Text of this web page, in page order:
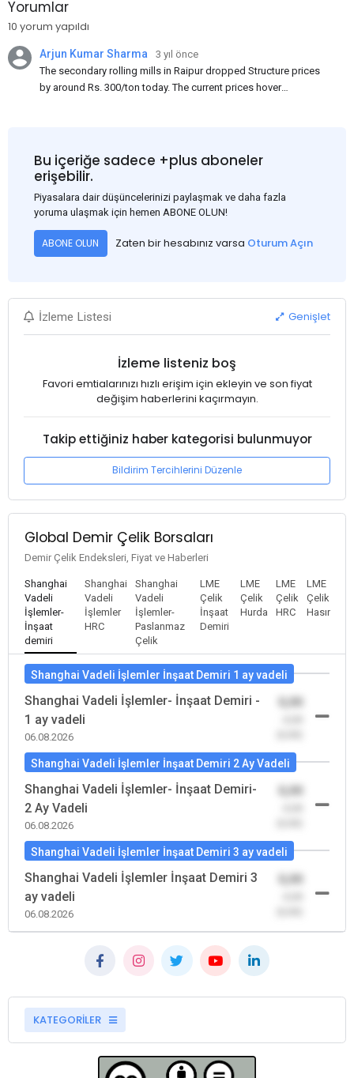
Yorumlar
10 yorum yapıldı
Arjun Kumar Sharma
3 yıl önce
The secondary rolling mills in Raipur dropped Structure prices
by around Rs. 300/ton today. The current prices hover
of a sluggish trend, mills had to lower their offers immediately
following yesterday's price hike.
Bu içeriğe sadece +plus aboneler
erişebilir.
Piyasalara dair düşüncelerinizi paylaşmak ve daha fazla
yoruma ulaşmak için hemen ABONE OLUN!
ABONE OLUN Zaten bir hesabınız varsa Oturum Açın
İzleme Listesi Genişlet
İzleme listeniz boş
Favori emtialarınızı hızlı erişim için ekleyin ve son fiyat
değişim haberlerini kaçırmayın.
Takip ettiğiniz haber kategorisi bulunmuyor
Bildirim Tercihlerini Düzenle
Global Demir Çelik Borsaları
Demir Çelik Endeksleri, Fiyat ve Haberleri
Shanghai
Vadeli
İşlemler-
İnşaat
demiri
Shanghai
Vadeli
İşlemler
HRC
Shanghai
Vadeli
İşlemler-
Paslanmaz
Çelik
LME
Çelik
İnşaat
Demiri
LME
Çelik
Hurda
LME
Çelik
HRC
LME
Çelik
Hasır
Shanghai Vadeli İşlemler İnşaat Demiri 1 ay vadeli
Shanghai Vadeli İşlemler- İnşaat Demiri -
1 ay vadeli
06.08.2026
Shanghai Vadeli İşlemler İnşaat Demiri 2 Ay Vadeli
Shanghai Vadeli İşlemler- İnşaat Demiri-
2 Ay Vadeli
06.08.2026
Shanghai Vadeli İşlemler İnşaat Demiri 3 ay vadeli
Shanghai Vadeli İşlemler İnşaat Demiri 3
ay vadeli
06.08.2026
KATEGORİLER